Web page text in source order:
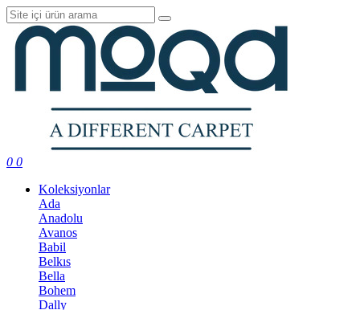
0 0
Koleksiyonlar
Ada
Anadolu
Avanos
Babil
Belkıs
Bella
Bohem
Dally